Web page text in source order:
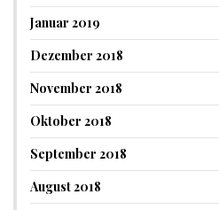
Januar 2019
Dezember 2018
November 2018
Oktober 2018
September 2018
August 2018